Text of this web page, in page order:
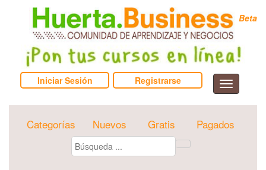
Beta
Registrarse
Iniciar Sesión
Categorías Nuevos Gratis Pagados